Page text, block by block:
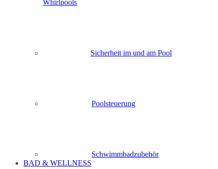
Whirlpools
Sicherheit im und am Pool
Poolsteuerung
Schwimmbadzubehör
BAD & WELLNESS